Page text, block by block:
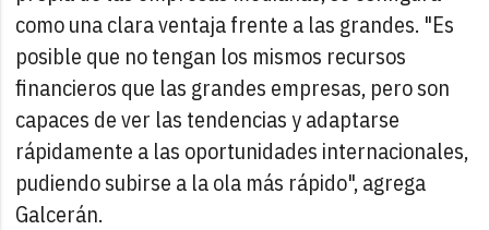
como una clara ventaja frente a las grandes. "Es
posible que no tengan los mismos recursos
financieros que las grandes empresas, pero son
capaces de ver las tendencias y adaptarse
rápidamente a las oportunidades internacionales,
pudiendo subirse a la ola más rápido", agrega
Galcerán.